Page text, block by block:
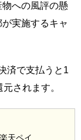
への風評の懸
実施するキャ
済で支払うと1
されます。
天ペイ